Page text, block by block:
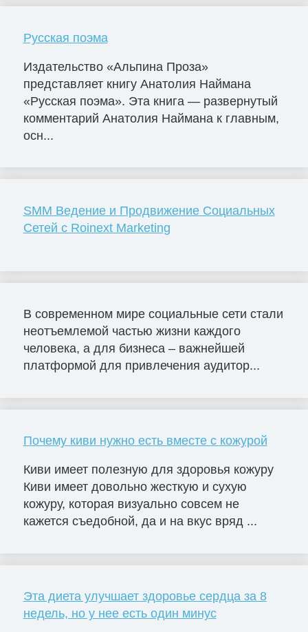
Русская поэма
Издательство «Альпина Проза»
представляет книгу Анатолия Наймана
«Русская поэма». Эта книга — развернутый
комментарий Анатолия Наймана к главным,
осн...
SMM Ведение и Продвижение Социальных
Сетей с Roinext Marketing
В современном мире социальные сети стали
неотъемлемой частью жизни каждого
человека, а для бизнеса – важнейшей
платформой для привлечения аудитор...
Почему киви нужно есть вместе с кожурой
Киви имеет полезную для здоровья кожуру
Киви имеет довольно жесткую и сухую
кожуру, которая визуально совсем не
кажется съедобной, да и на вкус вряд ...
Эта диета улучшает здоровье сердца за 8
недель, но у нее есть один минус